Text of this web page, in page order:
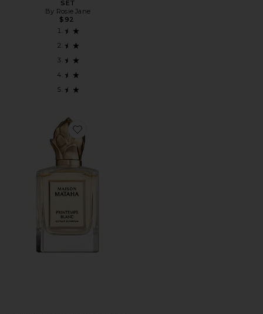
SET
By Rosie Jane
$92
Favorite ПАРФЮМЕРНАЯ ВОДА PRINTEMPS BLANC